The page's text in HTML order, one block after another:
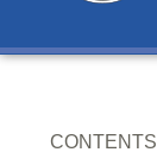
CONTENTS